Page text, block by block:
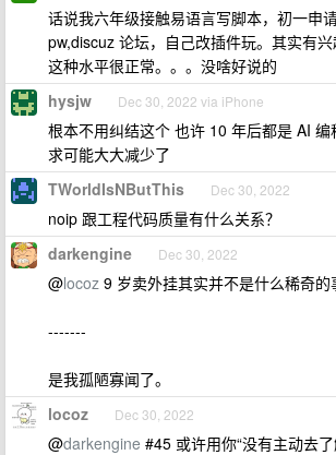
话说我六年级接触易语言写脚本，初一申
pw,discuz 论坛，自己改插件玩。其实有
这种水平很正常。。。没啥好说的
hysjw Dec 30, 2022 via iPhone
根本不用纠结这个 也许 10 年后都是 AI
求可能大大减少了
TWorldIsNButThis Dec 30, 2022
noip 跟工程代码质量有什么关系？
darkengine Dec 30, 2022
@locoz 9 岁卖外挂其实并不是什么稀奇的
-------
是我孤陋寡闻了。
locoz Dec 30, 2022
@darkengine #45 或许用你“没有主动去